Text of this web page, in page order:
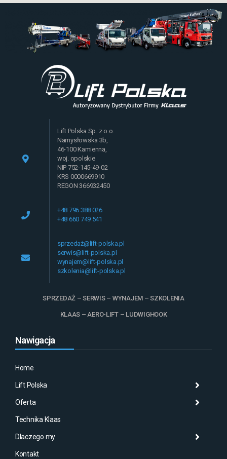
Lift Polska Sp. z o.o.
Namysłowska 3b,
46-100 Kamienna,
woj. opolskie
NIP 752-145-49-02
KRS 0000669910
REGON 366932450
+48 796 388 026
+48 660 749 541
sprzedaż@lift-polska.pl
serwis@lift-polska.pl
wynajem@lift-polska.pl
szkolenia@lift-polska.pl
SPRZEDAŻ – SERWIS – WYNAJEM – SZKOLENIA
KLAAS – AERO-LIFT – LUDWIGHOOK
Nawigacja
Home
Lift Polska
Oferta
Technika Klaas
Dlaczego my
Kontakt